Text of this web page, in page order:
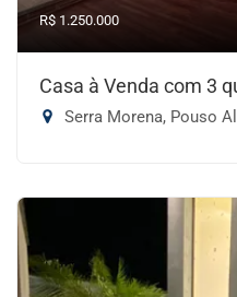
R$ 1.250.000
Casa à Venda com 3
Serra Morena, Pouso